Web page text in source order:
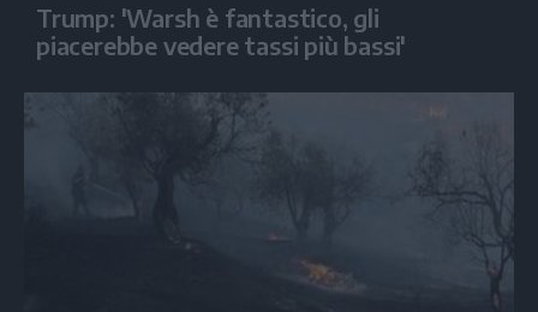
Trump: 'Warsh è fantastico, gli
piacerebbe vedere tassi più bassi'